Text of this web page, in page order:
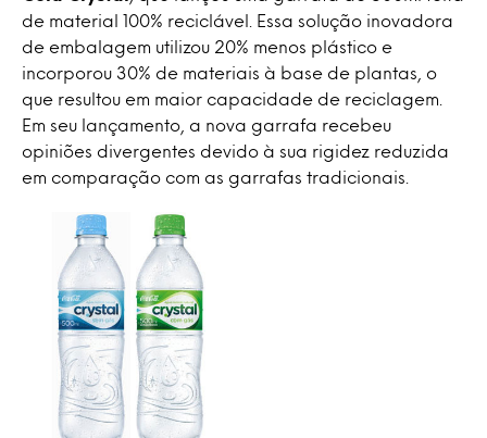
de material 100% reciclável. Essa solução inovadora
de embalagem utilizou 20% menos plástico e
incorporou 30% de materiais à base de plantas, o
que resultou em maior capacidade de reciclagem.
Em seu lançamento, a nova garrafa recebeu
opiniões divergentes devido à sua rigidez reduzida
em comparação com as garrafas tradicionais.